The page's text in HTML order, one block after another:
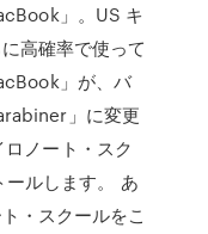
」。US キ
高確率で使って
」が、バ
」に変更
ノート・スク
ルします。 あ
・スクールをこ